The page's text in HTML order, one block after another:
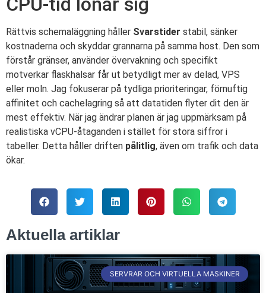
Rättvis schemaläggning håller Svarstider stabil, sänker
kostnaderna och skyddar grannarna på samma host. Den som
förstår gränser, använder övervakning och specifikt
motverkar flaskhalsar får ut betydligt mer av delad, VPS
eller moln. Jag fokuserar på tydliga prioriteringar, förnuftig
affinitet och cachelagring så att datatiden flyter dit den är
mest effektiv. När jag ändrar planen är jag uppmärksam på
realistiska vCPU-åtaganden i stället för stora siffror i
tabeller. Detta håller driften pålitlig, även om trafik och data
ökar.
Aktuella artiklar
SERVRAR OCH VIRTUELLA MASKINER